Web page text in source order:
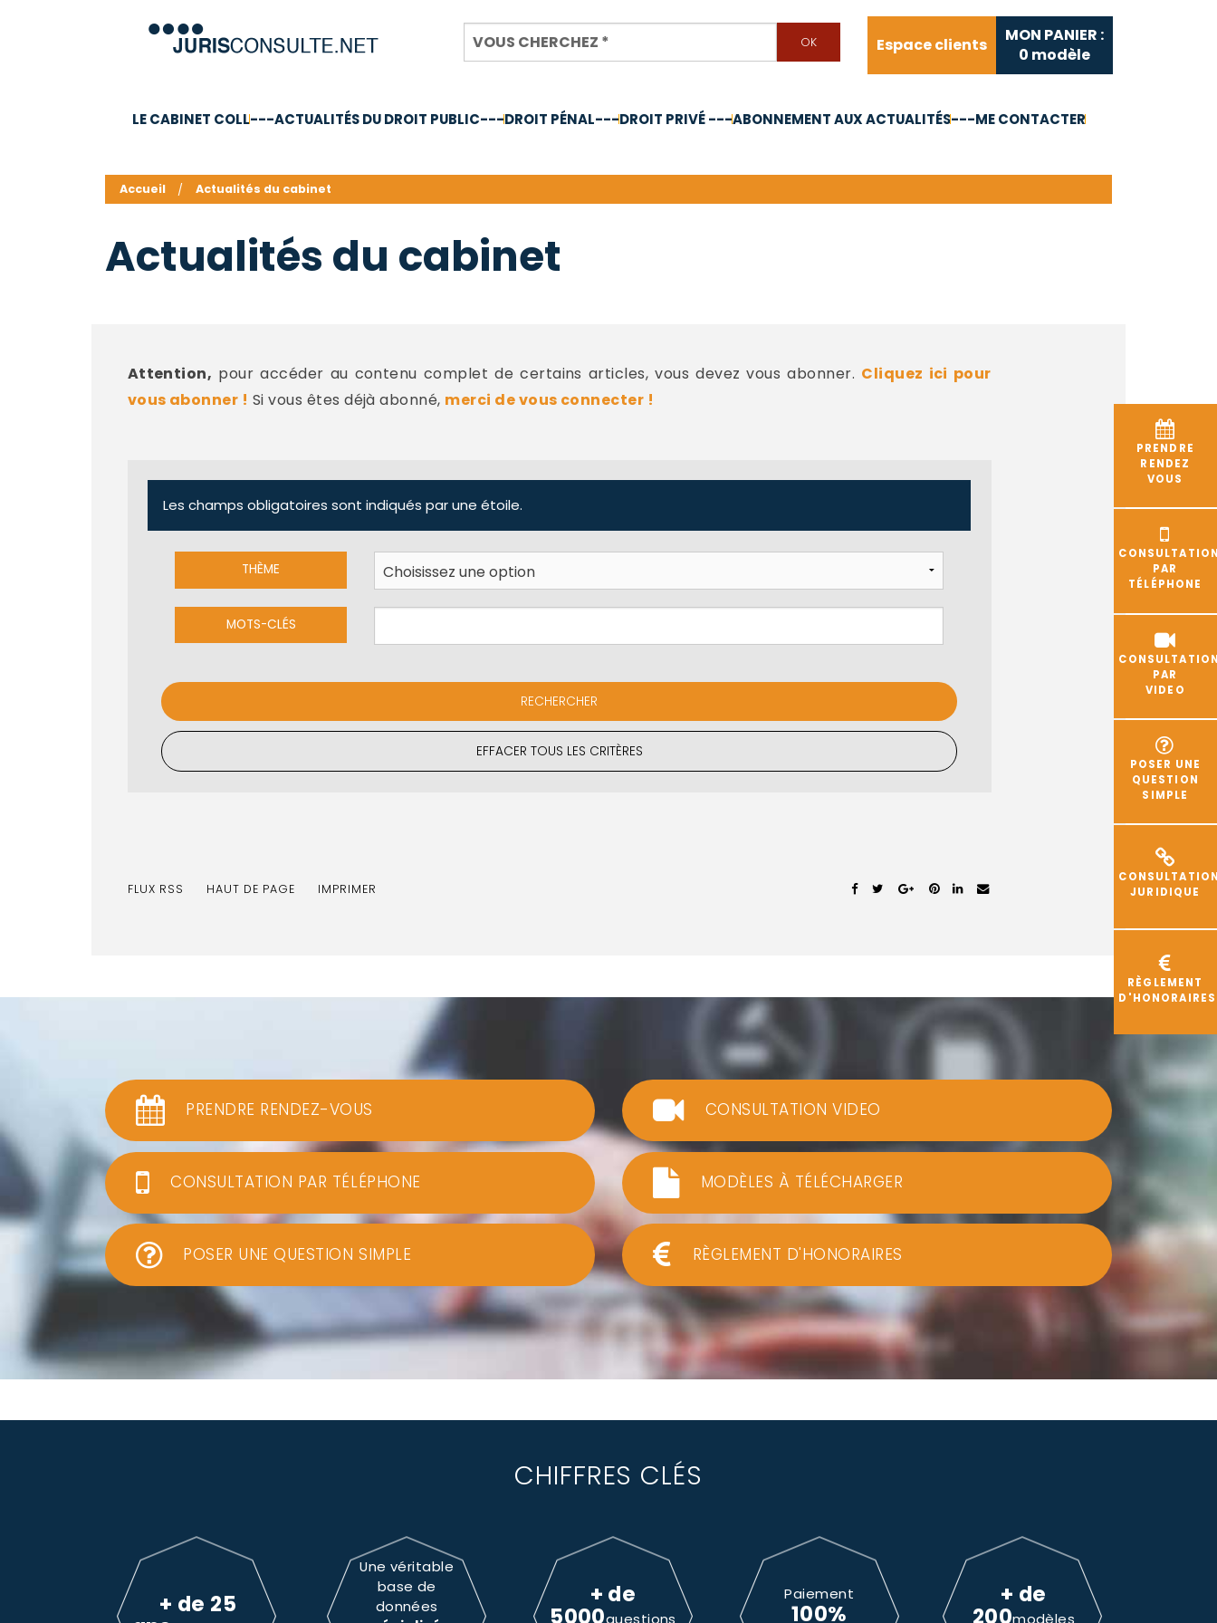
Espace clients
MON PANIER :
0 modèle
LE CABINET COLL---ACTUALITÉS DU DROIT PUBLIC---DROIT PÉNAL---DROIT PRIVÉ ---ABONNEMENT AUX ACTUALITÉS---ME CONTACTER
PRENDRE
RENDEZ
VOUS
PAR
TÉLÉPHONE
PAR
VIDEO
POSER UNE
QUESTION
SIMPLE
JURIDIQUE
RÈGLEMENT
D'HONORAIRES
Accueil Actualités du cabinet
Actualités du cabinet
Attention, pour accéder au contenu complet de certains articles, vous devez vous abonner. Cliquez ici pour
vous abonner ! Si vous êtes déjà abonné, merci de vous connecter !
Les champs obligatoires sont indiqués par une étoile.
THÈME
MOTS-CLÉS
EFFACER TOUS LES CRITÈRES
FLUX RSS HAUT DE PAGE IMPRIMER
PRENDRE RENDEZ-VOUS
CONSULTATION PAR TÉLÉPHONE
POSER UNE QUESTION SIMPLE
CONSULTATION VIDEO
MODÈLES À TÉLÉCHARGER
RÈGLEMENT D'HONORAIRES
CHIFFRES CLÉS
+ de 25
Une véritable
base de
données
+ de
5000questions
Paiement
100%
+ de
200modèles